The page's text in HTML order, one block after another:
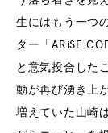
生にはもう一つ
ター「ARiSE
と意気投合した
動が再び湧き上
増えていた山崎